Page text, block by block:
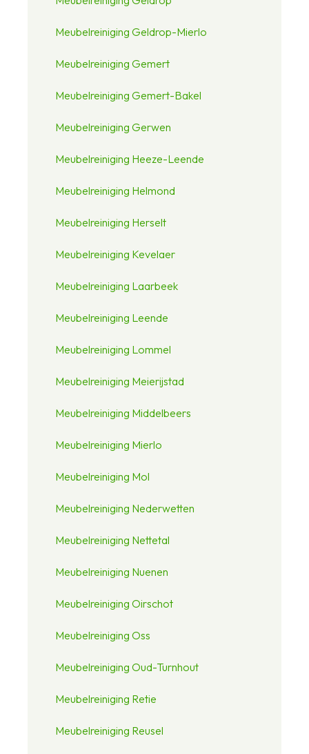
Meubelreiniging Geldrop-Mierlo
Meubelreiniging Gemert
Meubelreiniging Gemert-Bakel
Meubelreiniging Gerwen
Meubelreiniging Heeze-Leende
Meubelreiniging Helmond
Meubelreiniging Herselt
Meubelreiniging Kevelaer
Meubelreiniging Laarbeek
Meubelreiniging Leende
Meubelreiniging Lommel
Meubelreiniging Meierijstad
Meubelreiniging Middelbeers
Meubelreiniging Mierlo
Meubelreiniging Mol
Meubelreiniging Nederwetten
Meubelreiniging Nettetal
Meubelreiniging Nuenen
Meubelreiniging Oirschot
Meubelreiniging Oss
Meubelreiniging Oud-Turnhout
Meubelreiniging Retie
Meubelreiniging Reusel